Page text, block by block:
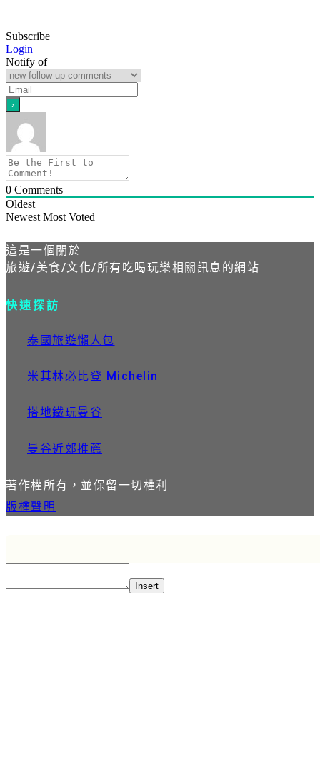
Subscribe
Login
Notify of
0 Comments
Oldest
Newest Most Voted
這是一個關於
旅遊/美食/文化/所有吃喝玩樂相關訊息的網站
快速探訪
泰國旅遊懶人包
米其林必比登 Michelin
搭地鐵玩曼谷
曼谷近郊推薦
著作權所有，並保留一切權利
版權聲明
Insert